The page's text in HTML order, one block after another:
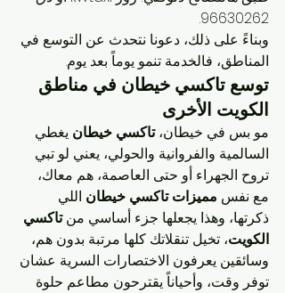
96630262.
وبناءً على ذلك، دعونا نتحدث عن التوسع في
المناطق، فالخدمة تنمو يوماً بعد يوم.
توسع تاكسي خيطان في مناطق
الكويت الأخرى
مو بس في خيطان، تاكسي خيطان يغطي
السالمية والفروانية والحولي، يعني لو تبي
تروح الجهراء أو حتى العاصمة، هم معاك،
مع نفس مميزات تاكسي خيطان اللي
ذكرتها، وهذا يجعلها جزء أساسي من تاكسي
الكويت، تخيل تنقلاتك كلها مرتبة بدون هم،
وسائقين يعرفون الاختصارات السرية عشان
توفر وقت، وأحياناً يقترحون مطاعم حلوة